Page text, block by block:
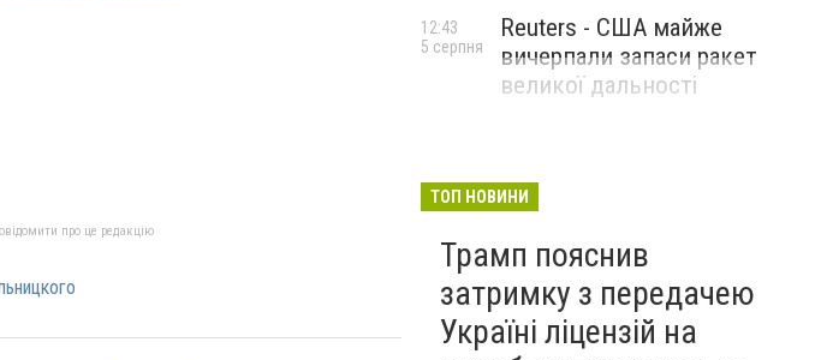
про це редакцію
Reuters - США майже
вичерпали запаси ракет
великої дальності
12:43
5 серпня
ТОП НОВИНИ
Трамп пояснив
затримку з передачею
Україні ліцензій на